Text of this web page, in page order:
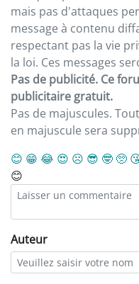
mais pas d'attaques
message à contenu
respectant pas la vie
la loi. Ces messages
Pas de publicité. Ce
publicitaire gratuit.
Pas de majuscules.
en majuscule sera
😊 😁 😂 😍 ☹️ 😎 🤓 🥺
😊
Auteur